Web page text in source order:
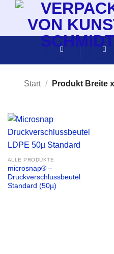
Zum
springen
Start / Produkt Breite
ALLE PRODUKTE
microsnap® –
Druckverschlussbeutel
Standard (50µ)